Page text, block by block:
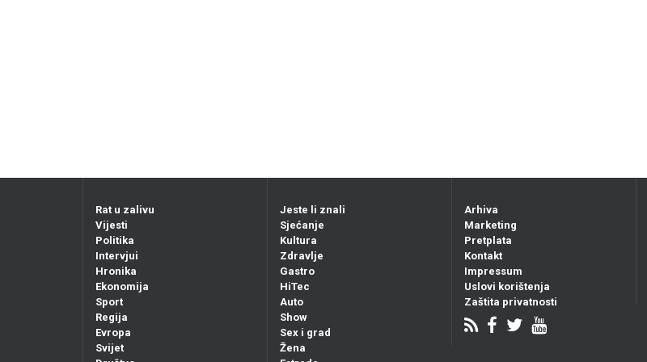
Rat u zalivu
Vijesti
Politika
Intervjui
Hronika
Ekonomija
Sport
Regija
Evropa
Svijet
Jeste li znali
Sjećanje
Kultura
Zdravlje
Gastro
HiTec
Auto
Show
Sex i grad
Žena
Arhiva
Marketing
Pretplata
Kontakt
Impressum
Uslovi korištenja
Zaštita privatnosti